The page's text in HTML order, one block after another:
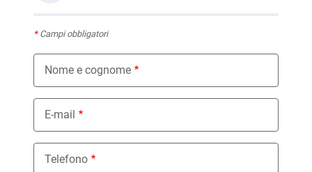
*Campi obbligatori
Nome e cognome
E-mail
Telefono